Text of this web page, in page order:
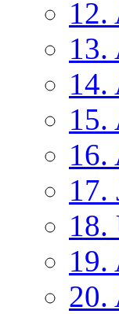
12.
13.
14.
15.
16.
17.
18.
19.
20.